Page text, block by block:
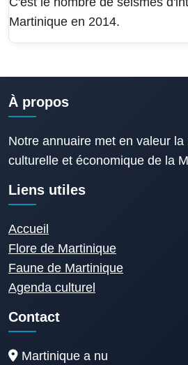
Martinique en 2014.
À propos
Notre annuaire met en valeur
culturelle et économique de la
Liens utiles
Accueil
Flore de Martinique
Faune de Martinique
Agenda culturel
Contact
Martinique a nu